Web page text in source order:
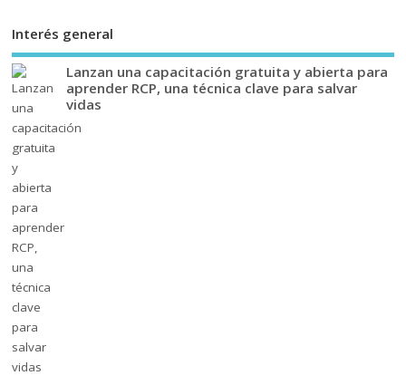
Interés general
Lanzan una capacitación gratuita y abierta para
aprender RCP, una técnica clave para salvar
vidas